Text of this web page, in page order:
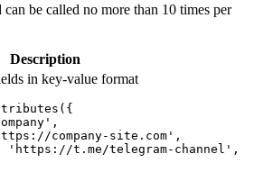
be called no more than 10 times per
Description
in key-value format
company-site.com',
'https://t.me/telegram-channel',